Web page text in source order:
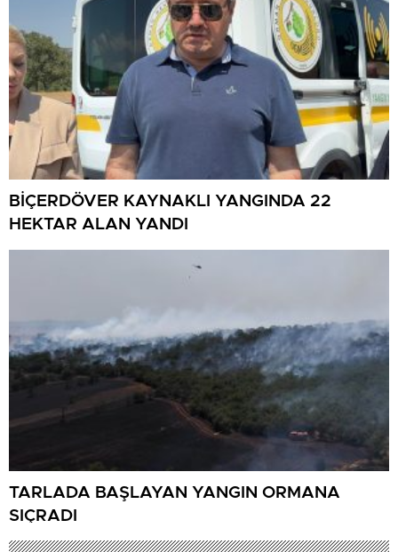
BİÇERDÖVER KAYNAKLI YANGINDA 22
HEKTAR ALAN YANDI
TARLADA BAŞLAYAN YANGIN ORMANA
SIÇRADI